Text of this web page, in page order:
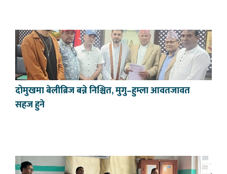
दोमुखमा बेलीब्रिज बन्ने निश्चित, मुगु–हुम्ला आवतजावत
सहज हुने